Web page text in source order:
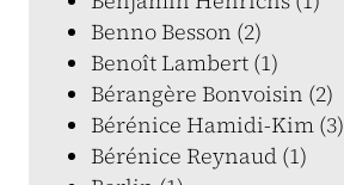
Benno Besson (2)
Benoît Lambert (1)
Bérangère Bonvoisin (2)
Bérénice Hamidi-Kim (3)
Bérénice Reynaud (1)